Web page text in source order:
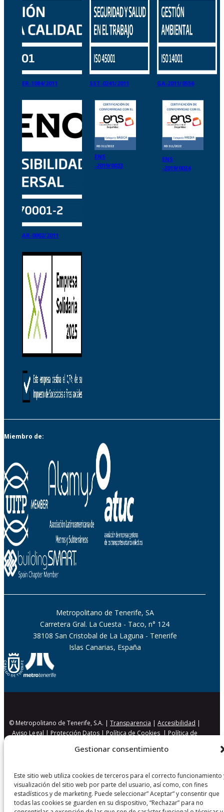
Gestionar consentimiento
Este sitio web utiliza cookies de terceros para el correcto funcionamiento
visualización del sitio web por parte del usuario, así como, con fines
estadísticos y de marketing. Puede seleccionar” Aceptar” y consentir que
todas las cookies se guarden en su dispositivo, “Rechazar” para no
ER-1084/2011 SST-0241/2011 GA-2011/0556
AR-0002/2011
ENS
-2019/0023
ENS
-2019/0024
Miembro de:
Metropolitano de Tenerife, SA
Carretera Gral. La Cuesta - Taco, n° 124
38108 San Cristobal de La Laguna - Tenerife
Islas Canarias, España
© Metropolitano de Tenerife, S.A. |Transparencia |Accesibilidad |
Aviso Legal | Protección Datos | Política de Cookies | Política de